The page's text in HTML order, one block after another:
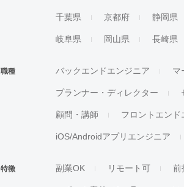
千葉県 京都府 静岡県
岐阜県 岡山県 長崎県
職種 バックエンドエンジニア マ
プランナー・ディレクター
顧問・講師 フロントエンド
iOS/Androidアプリエンジニア
特徴 副業OK リモート可 前